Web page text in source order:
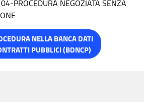
04-PROCEDURA NEGOZIATA SENZA
NELLA BANCA DATI
PUBBLICI (BDNCP)